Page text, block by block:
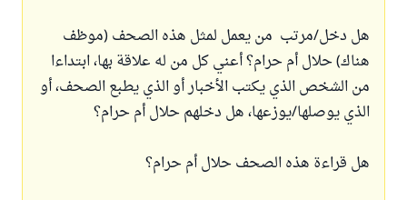
هل دخل/مرتب من يعمل لمثل هذه الصحف (موظف
هناك) حلال أم حرام؟ أعني كل من له علاقة بها، ابتداءا
من الشخص الذي يكتب الأخبار أو الذي يطبع الصحف، أو
الذي يوصلها/يوزعها، هل دخلهم حلال أم حرام؟
هل قراءة هذه الصحف حلال أم حرام؟